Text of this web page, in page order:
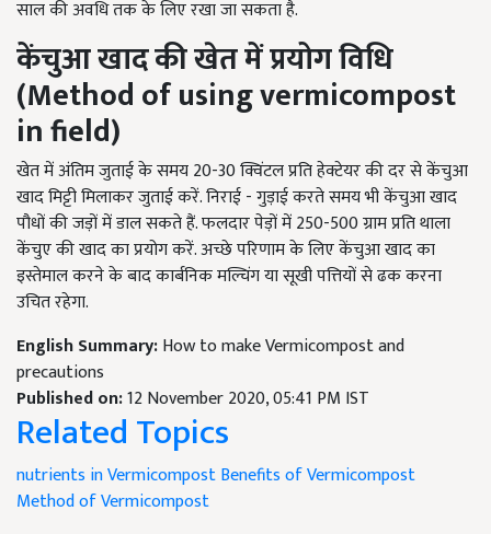
साल की अवधि तक के लिए रखा जा सकता है.
केंचुआ खाद की खेत में प्रयोग विधि
(Method of using vermicompost
in field)
खेत में अंतिम जुताई के समय 20-30 क्विंटल प्रति हेक्टेयर की दर से केंचुआ
खाद मिट्टी मिलाकर जुताई करें. निराई - गुड़ाई करते समय भी केंचुआ खाद
पौधों की जड़ों में डाल सकते हैं. फलदार पेड़ों में 250-500 ग्राम प्रति थाला
केंचुए की खाद का प्रयोग करें. अच्छे परिणाम के लिए केंचुआ खाद का
इस्तेमाल करने के बाद कार्बनिक मल्चिंग या सूखी पत्तियों से ढक करना
उचित रहेगा.
English Summary:How to make Vermicompost and
precautions
Published on:12 November 2020, 05:41 PM IST
Related Topics
nutrients in VermicompostBenefits of Vermicompost
Method of Vermicompost